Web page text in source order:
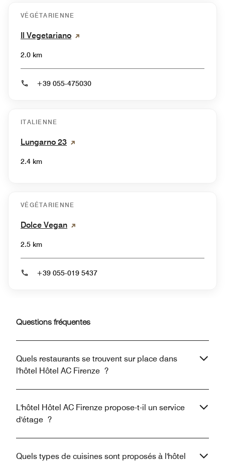
VÉGÉTARIENNE
Il Vegetariano
2.0 km
+39 055-475030
ITALIENNE
Lungarno 23
2.4 km
VÉGÉTARIENNE
Dolce Vegan
2.5 km
+39 055-019 5437
Questions fréquentes
Quels restaurants se trouvent sur place dans
l'hôtel Hôtel AC Firenze ?
L'hôtel Hôtel AC Firenze propose-t-il un service
d'étage ?
Quels types de cuisines sont proposés à l'hôtel